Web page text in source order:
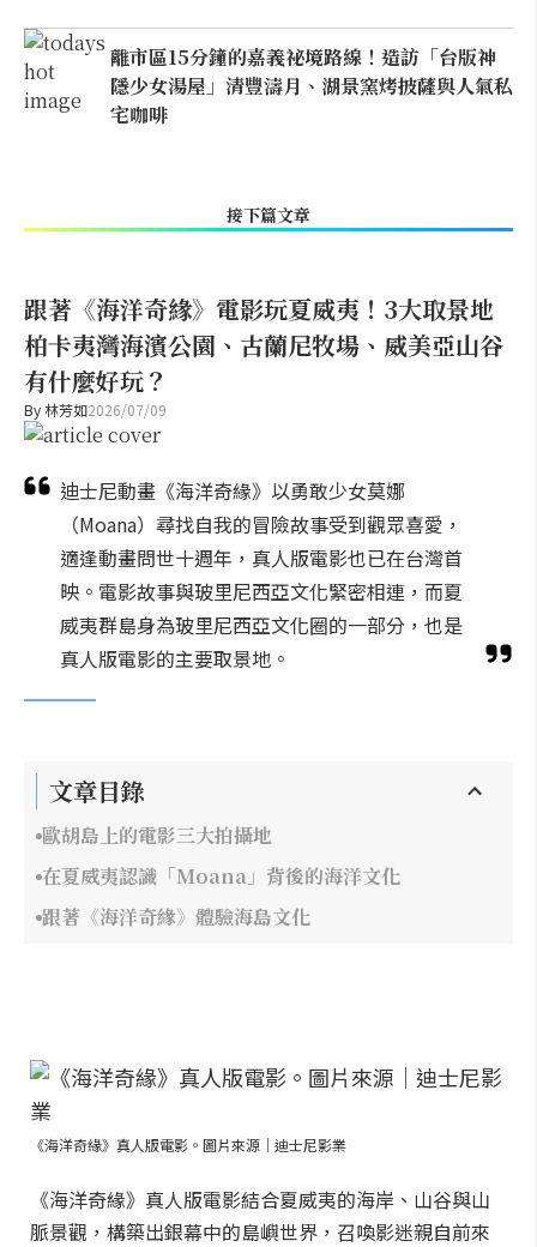
離市區15分鐘的嘉義祕境路線！造訪「台版神
隱少女湯屋」清豐濤月、湖景窯烤披薩與人氣私
宅咖啡
接下篇文章
跟著《海洋奇緣》電影玩夏威夷！3大取景地
柏卡夷灣海濱公園、古蘭尼牧場、威美亞山谷
有什麼好玩？
By林芳如2026/07/09
迪士尼動畫《海洋奇緣》以勇敢少女莫娜
（Moana）尋找自我的冒險故事受到觀眾喜愛，
適逢動畫問世十週年，真人版電影也已在台灣首
映。電影故事與玻里尼西亞文化緊密相連，而夏
威夷群島身為玻里尼西亞文化圈的一部分，也是
真人版電影的主要取景地。
文章目錄
歐胡島上的電影三大拍攝地
在夏威夷認識「Moana」背後的海洋文化
跟著《海洋奇緣》體驗海島文化
《海洋奇緣》真人版電影。圖片來源｜迪士尼影業
《海洋奇緣》真人版電影結合夏威夷的海岸、山谷與山
脈景觀，構築出銀幕中的島嶼世界，召喚影迷親自前來